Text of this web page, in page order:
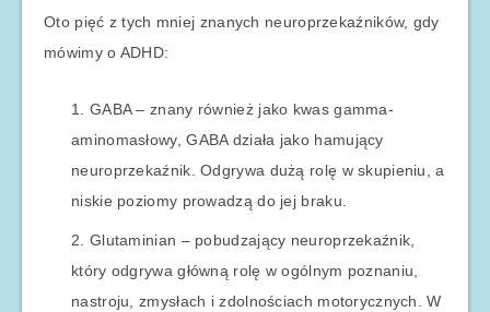
Oto pięć z tych mniej znanych neuroprzekaźników, gdy
mówimy o ADHD:
GABA – znany również jako kwas gamma-
aminomasłowy, GABA działa jako hamujący
neuroprzekaźnik. Odgrywa dużą rolę w skupieniu, a
niskie poziomy prowadzą do jej braku.
Glutaminian – pobudzający neuroprzekaźnik,
który odgrywa główną rolę w ogólnym poznaniu,
nastroju, zmysłach i zdolnościach motorycznych. W